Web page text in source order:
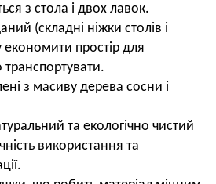
з стола і двох лавок.
(складні ніжки столів і
простір для
транспортувати.
з масиву дерева сосни і
та екологічно чистий
використання та